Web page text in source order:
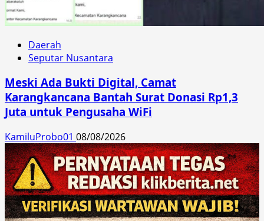
Daerah
Seputar Nusantara
Meski Ada Bukti Digital, Camat
Karangkancana Bantah Surat Donasi Rp1,3
Juta untuk Pengusaha WiFi
KamiluProbo01 08/08/2026